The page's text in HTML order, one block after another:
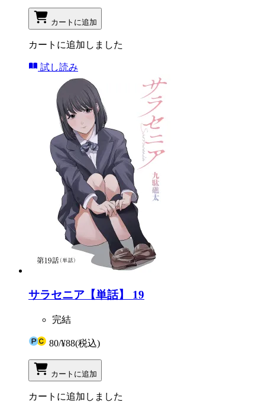
カートに追加
カートに追加しました
試し読み
サラセニア【単話】 19
完結
80/¥88(税込)
カートに追加
カートに追加しました